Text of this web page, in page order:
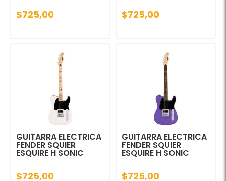
$725,00 $725,00
GUITARRA ELECTRICA
FENDER SQUIER
ESQUIRE H SONIC
$725,00
GUITARRA ELECTRICA
FENDER SQUIER
ESQUIRE H SONIC
$725,00